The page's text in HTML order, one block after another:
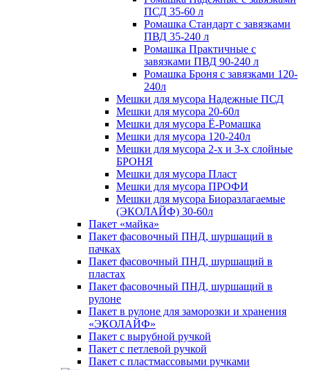
ПСД 35-60 л
Ромашка Стандарт с завязками
ПВД 35-240 л
Ромашка Практичные с
завязками ПВД 90-240 л
Ромашка Броня с завязками 120-
240л
Мешки для мусора Надежные ПСД
Мешки для мусора 20-60л
Мешки для мусора Ё-Ромашка
Мешки для мусора 120-240л
Мешки для мусора 2-х и 3-х слойные
БРОНЯ
Мешки для мусора Пласт
Мешки для мусора ПРОФИ
Мешки для мусора Биоразлагаемые
(ЭКОЛАЙФ) 30-60л
Пакет «майка»
Пакет фасовочный ПНД, шуршащий в
пачках
Пакет фасовочный ПНД, шуршащий в
пластах
Пакет фасовочный ПНД, шуршащий в
рулоне
Пакет в рулоне для заморозки и хранения
«ЭКОЛАЙФ»
Пакет с вырубной ручкой
Пакет с петлевой ручкой
Пакет с пластмассовыми ручками